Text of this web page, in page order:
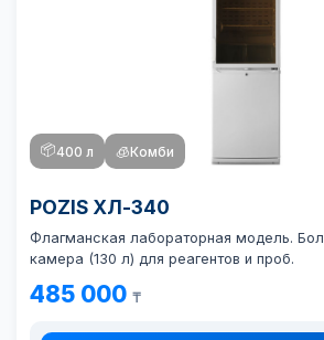
📦400 л 🧊Комби
POZIS ХЛ-340
Флагманская лабораторная модель.
камера (130 л) для реагентов и проб.
485 000 ₸